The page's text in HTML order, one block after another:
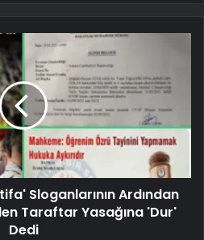
Sloganlarının Ardından
Taraftar Yasağına 'Dur'
Dedi